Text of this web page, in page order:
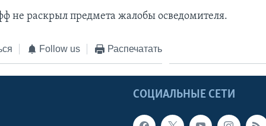
не раскрыл предмета жалобы осведомителя.
Follow us Распечатать
СОЦИАЛЬНЫЕ СЕТИ